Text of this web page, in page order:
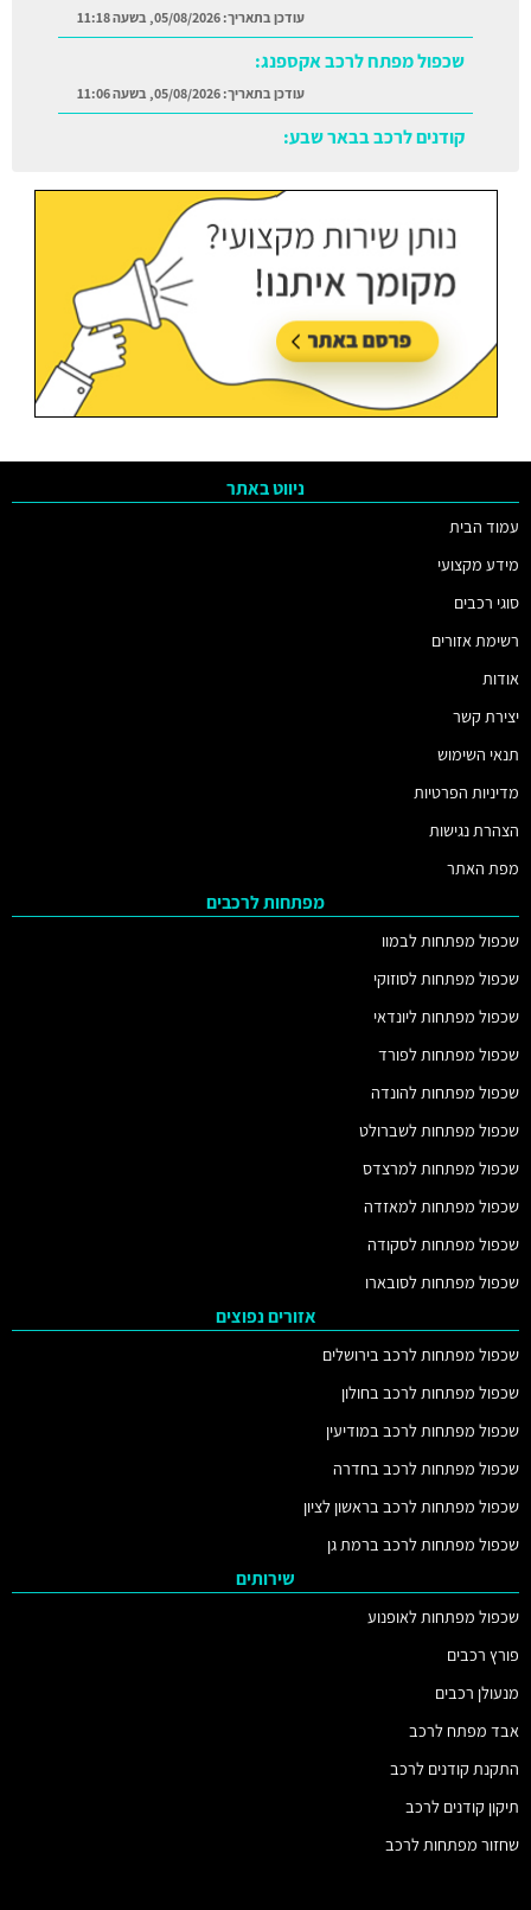
עודכן בתאריך:05/08/2026, בשעה 11:18
שכפול מפתח לרכב אקספנג:
עודכן בתאריך:05/08/2026, בשעה 11:06
קודנים לרכב בבאר שבע:
ניווט באתר
עמוד הבית
מידע מקצועי
סוגי רכבים
רשימת אזורים
אודות
יצירת קשר
תנאי השימוש
מדיניות הפרטיות
הצהרת נגישות
מפת האתר
מפתחות לרכבים
שכפול מפתחות לבמוו
שכפול מפתחות לסוזוקי
שכפול מפתחות ליונדאי
שכפול מפתחות לפורד
שכפול מפתחות להונדה
שכפול מפתחות לשברולט
שכפול מפתחות למרצדס
שכפול מפתחות למאזדה
שכפול מפתחות לסקודה
שכפול מפתחות לסובארו
אזורים נפוצים
שכפול מפתחות לרכב בירושלים
שכפול מפתחות לרכב בחולון
שכפול מפתחות לרכב במודיעין
שכפול מפתחות לרכב בחדרה
שכפול מפתחות לרכב בראשון לציון
שכפול מפתחות לרכב ברמת גן
שירותים
שכפול מפתחות לאופנוע
פורץ רכבים
מנעולן רכבים
אבד מפתח לרכב
התקנת קודנים לרכב
תיקון קודנים לרכב
שחזור מפתחות לרכב